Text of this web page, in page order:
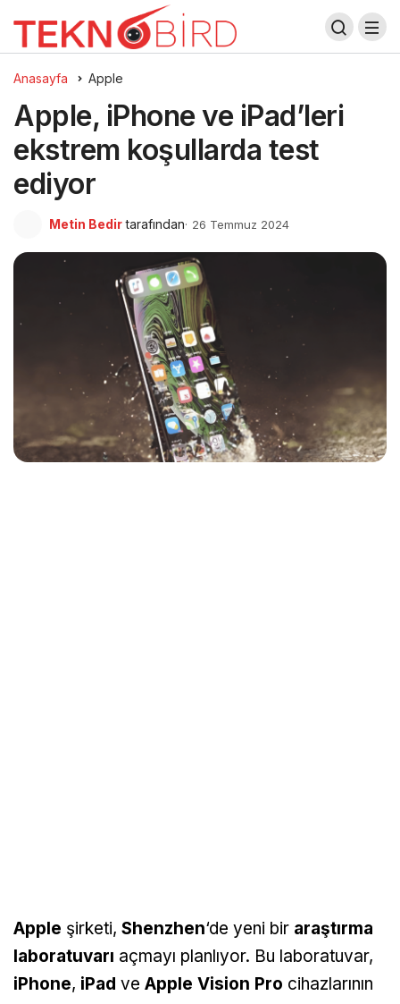
Anasayfa Apple
Apple, iPhone ve iPad’leri
ekstrem koşullarda test
ediyor
Metin Bedir tarafından 26 Temmuz 2024
Apple şirketi, Shenzhen‘de yeni bir araştırma
laboratuvarı açmayı planlıyor. Bu laboratuvar,
iPhone, iPad ve Apple Vision Pro cihazlarının